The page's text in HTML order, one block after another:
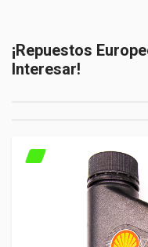
¡Repuestos
Interesar!